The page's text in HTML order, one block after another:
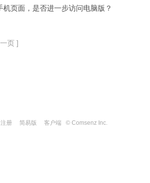
机页面，是否进一步访问电脑版？
页 ]
注册 简易版 客户端
© Comsenz Inc.